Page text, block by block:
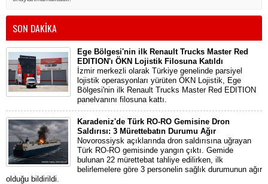
SON DAKİKA
Ege Bölgesi'nin ilk Renault Trucks Master Red
EDITION'ı ÖKN Lojistik Filosuna Katıldı
İzmir merkezli olarak Türkiye genelinde parsiyel
lojistik operasyonları yürüten ÖKN Lojistik, Ege
Bölgesi'nin ilk Renault Trucks Master Red EDITION
panelvanını filosuna kattı.
Karadeniz'de Türk RO-RO Gemisine Dron
Saldırısı: 3 Mürettebatın Durumu Ağır
Novorossiysk açıklarında dron saldırısına uğrayan
Türk RO-RO gemisinde yangın çıktı. Gemide
bulunan 22 mürettebat tahliye edilirken, ilk
belirlemelere göre 3 personelin sağlık durumunun ağır
olduğu bildirildi.